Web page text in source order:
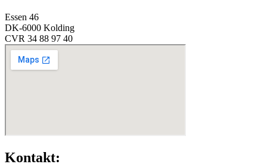
Essen 46
DK-6000 Kolding
CVR 34 88 97 40
Kontakt: